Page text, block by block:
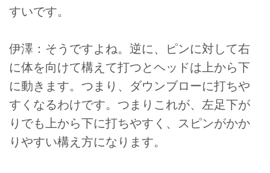
すいです。
伊澤：そうですよね。逆に、ピンに対して右
に体を向けて構えて打つとヘッドは上から下
に動きます。つまり、ダウンブローに打ちや
すくなるわけです。つまりこれが、左足下が
りでも上から下に打ちやすく、スピンがかか
りやすい構え方になります。